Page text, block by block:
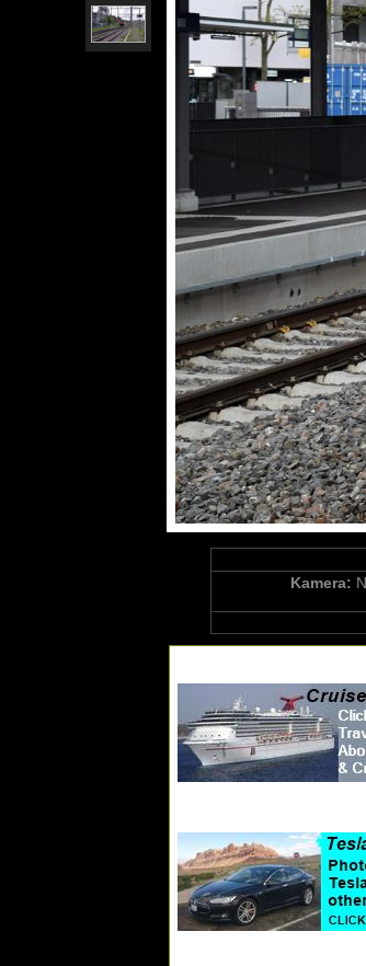
Kamera: